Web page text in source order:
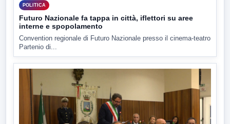
POLITICA
Futuro Nazionale fa tappa in città, iflettori su aree
interne e spopolamento
Convention regionale di Futuro Nazionale presso il cinema-teatro
Partenio di...